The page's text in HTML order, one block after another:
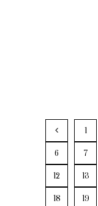
1
6 7
12 13
18 19